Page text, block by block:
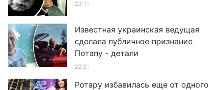
23:11
Известная украинская ведущая
сделала публичное признание
Потапу - детали
22:21
Ротару избавилась еще от одного